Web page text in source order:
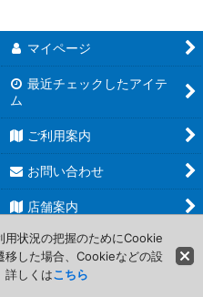
ラクション
ロード
ァ
マイページ
最近チェックしたアイテ
ム
ご利用案内
お問い合わせ
店舗案内
CORE Corporation. All Rights
用状況の把握のためにCookie
移した場合、Cookieなどの設
詳しくはこちら